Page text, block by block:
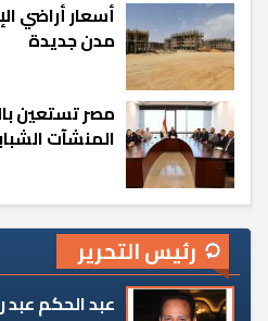
مدن جديدة
مصر تستعين
المنشآت
رئيس التحرير
عبد الحكم عبد